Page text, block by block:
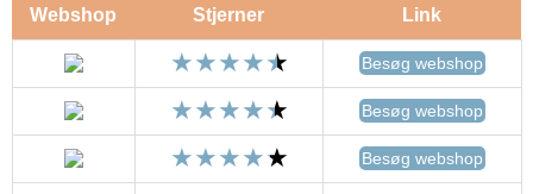
Webshop Stjerner Link
Besøg webshop
Besøg webshop
Besøg webshop